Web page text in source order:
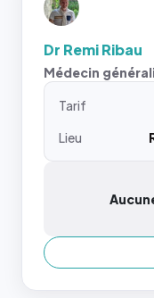
Dr Remi Ribau
Médecin
Tarif
Lieu